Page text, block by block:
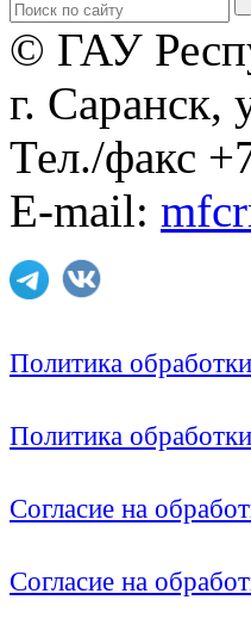
© ГАУ
г. Саранск,
Тел./факс
E-mail:
Политика
Политика
Согласие на
Согласие на